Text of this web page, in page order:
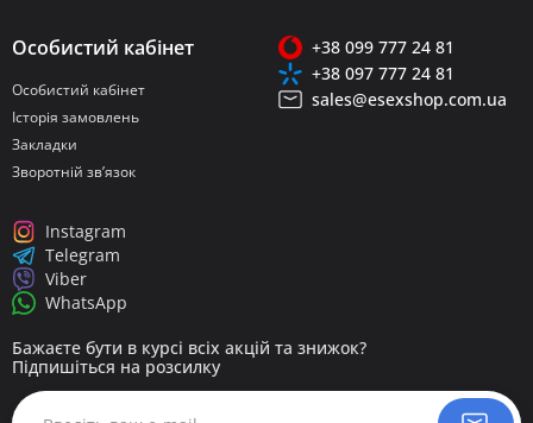
Особистий кабінет
Особистий кабінет
Історія замовлень
Закладки
Зворотній зв’язок
Бажаєте бути в курсі всіх акцій та знижок?
Підпишіться на розсилку
+38 099 777 24 81
+38 097 777 24 81
sales@esexshop.com.ua
Instagram
Telegram
Viber
WhatsApp